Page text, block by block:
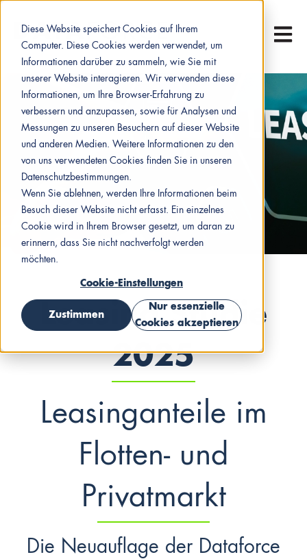
Diese Website speichert Cookies auf Ihrem
Computer. Diese Cookies werden verwendet, um
Informationen darüber zu sammeln, wie Sie mit
unserer Website interagieren. Wir verwenden diese
Informationen, um Ihre Browser-Erfahrung zu
verbessern und anzupassen, sowie für Analysen und
Messungen zu unseren Besuchern auf dieser Website
und anderen Medien. Weitere Informationen zu den
von uns verwendeten Cookies finden Sie in unseren
Datenschutzbestimmungen.
Wenn Sie ablehnen, werden Ihre Informationen beim
Besuch dieser Website nicht erfasst. Ein einzelnes
Cookie wird in Ihrem Browser gesetzt, um daran zu
erinnern, dass Sie nicht nachverfolgt werden
möchten.
Cookie-Einstellungen
Zustimmen
Nur essenzielle
Cookies akzeptieren
Leasing Studie
2025
Leasinganteile im
Flotten- und
Privatmarkt
Die Neuauflage der Dataforce